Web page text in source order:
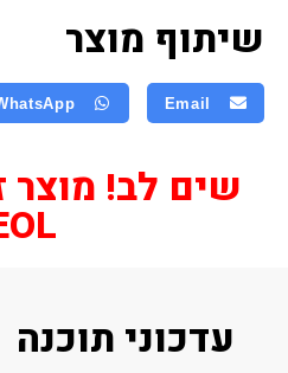
שיתוף מוצר
Email
שים לב! מוצר
עדכוני תוכנה